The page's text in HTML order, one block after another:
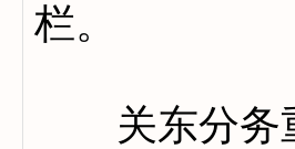
栏。
关东分务重